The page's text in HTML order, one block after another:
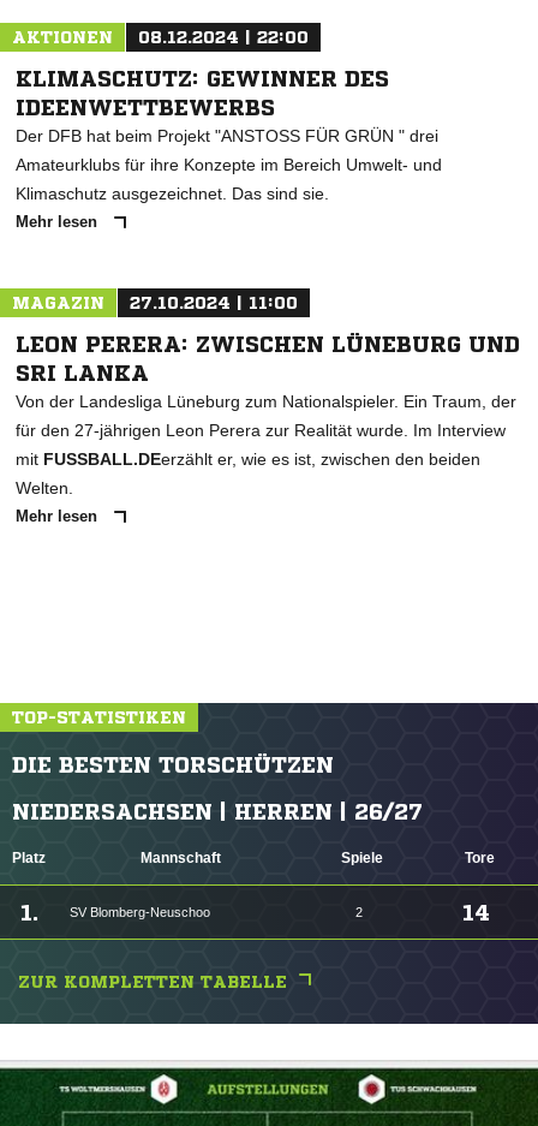
AKTIONEN 08.12.2024 | 22:00
KLIMASCHUTZ: GEWINNER DES
IDEENWETTBEWERBS
Der DFB hat beim Projekt "ANSTOSS FÜR GRÜN " drei
Amateurklubs für ihre Konzepte im Bereich Umwelt- und
Klimaschutz ausgezeichnet. Das sind sie.
Mehr lesen
MAGAZIN 27.10.2024 | 11:00
LEON PERERA: ZWISCHEN LÜNEBURG UND
SRI LANKA
Von der Landesliga Lüneburg zum Nationalspieler. Ein Traum, der
für den 27-jährigen Leon Perera zur Realität wurde. Im Interview
mit FUSSBALL.DEerzählt er, wie es ist, zwischen den beiden
Welten.
Mehr lesen
TOP-STATISTIKEN
DIE BESTEN TORSCHÜTZEN
NIEDERSACHSEN | HERREN | 26/27
Platz Mannschaft Spiele Tore
1. SV Blomberg-Neuschoo 2 14
ZUR KOMPLETTEN TABELLE